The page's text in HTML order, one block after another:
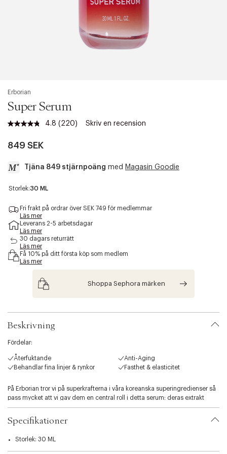
Erborian
Super Serum
4.8 Läs
samma
(220) Skriv en recension
849 SEK
Tjäna 849 stjärnpoäng med Magasin Goodie
a
c
s
b
i
a
i
t
i
n
.
s
e
Storlek:30 ML
Fri frakt på ordrar över SEK 749 för medlemmar
Läs mer
Leverans 2-5 arbetsdagar
Läs mer
30 dagars returrätt
Läs mer
Få 10% på ditt första köp som medlem
Läs mer
Shoppa Sephora märken
Beskrivning
Fördelar:
Återfuktande
Anti-Aging
Behandlar fina linjer & rynkor
Fasthet & elasticitet
På Erborian tror vi på superkrafterna i våra koreanska superingredienser så
pass mycket att vi gav dem en central roll i detta serum: deras extrakt
representerar 80% av formeln.
Bamboo Super Serum:
huden med fukt och ger en len, behaglig hela dagen.
För en hud är märkbart rik på fukt samt en fräsch och strålande hy,
Specifikationer
Storlek: 30 ML